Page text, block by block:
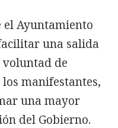
el Ayuntamiento
una salida
de
manifestantes,
una mayor
del Gobierno.